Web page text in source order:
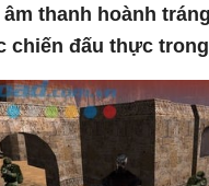
âm thanh hoành
chiến đấu thực trong